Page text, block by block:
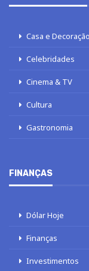
Casa e Decoração
Celebridades
Cinema & TV
Cultura
Gastronomia
FINANÇAS
Dólar Hoje
Finanças
Investimentos